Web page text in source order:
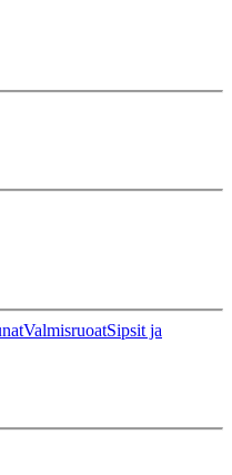
ValmisruoatSipsit ja